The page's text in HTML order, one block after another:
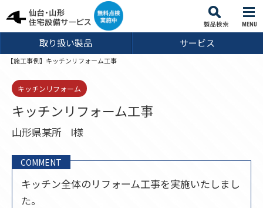
MENU
取り扱い製品 サービス
【施工事例】キッチンリフォーム工事
キッチンリフォーム
キッチンリフォーム工事
山形県某所 I様
COMMENT
キッチン全体のリフォーム工事を実施いたしまし
た。